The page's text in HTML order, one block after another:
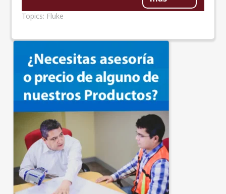
Topics: Fluke